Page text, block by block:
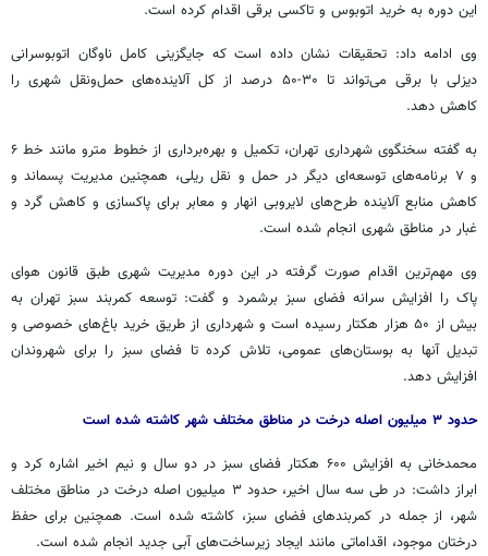
این دوره به خرید اتوبوس و تاکسی برقی اقدام کرده است.
وی ادامه داد: تحقیقات نشان داده است که جایگزینی کامل ناوگان اتوبوسرانی
دیزلی با برقی می‌تواند تا ۳۰-۵۰ درصد از کل آلاینده‌های حمل‌ونقل شهری را
کاهش دهد.
به گفته سخنگوی شهرداری تهران، تکمیل و بهره‌برداری از خطوط مترو مانند خط ۶
و ۷ برنامه‌های توسعه‌ای دیگر در حمل و نقل ریلی، همچنین مدیریت پسماند و
کاهش منابع آلاینده طرح‌های لایروبی انهار و معابر برای پاکسازی و کاهش گرد و
غبار در مناطق شهری انجام شده است.
وی مهم‌ترین اقدام صورت گرفته در این دوره مدیریت شهری طبق قانون هوای
پاک را افزایش سرانه فضای سبز برشمرد و گفت: توسعه کمربند سبز تهران به
بیش از ۵۰ هزار هکتار رسیده است و شهرداری از طریق خرید باغ‌های خصوصی و
تبدیل آنها به بوستان‌های عمومی، تلاش کرده تا فضای سبز را برای شهروندان
افزایش دهد.
حدود ۳ میلیون اصله درخت در مناطق مختلف شهر کاشته شده است
محمدخانی به افزایش ۶۰۰ هکتار فضای سبز در دو سال و نیم اخیر اشاره کرد و
ابراز داشت: در طی سه سال اخیر، حدود ۳ میلیون اصله درخت در مناطق مختلف
شهر، از جمله در کمربندهای فضای سبز، کاشته شده است. همچنین برای حفظ
درختان موجود، اقداماتی مانند ایجاد زیرساخت‌های آبی جدید انجام شده است.